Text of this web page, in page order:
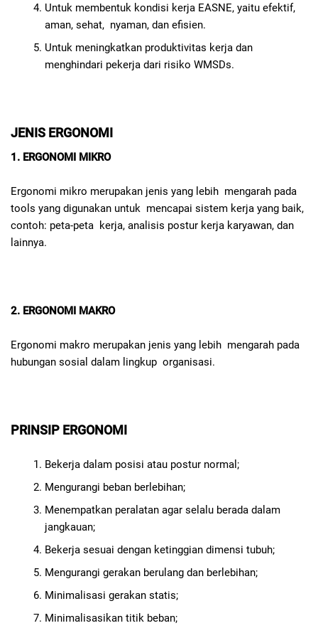
Untuk membentuk kondisi kerja EASNE, yaitu efektif,
aman, sehat, nyaman, dan efisien.
Untuk meningkatkan produktivitas kerja dan
menghindari pekerja dari risiko WMSDs.
JENIS ERGONOMI
1. ERGONOMI MIKRO
Ergonomi mikro merupakan jenis yang lebih mengarah pada
tools yang digunakan untuk mencapai sistem kerja yang baik,
contoh: peta-peta kerja, analisis postur kerja karyawan, dan
lainnya.
2. ERGONOMI MAKRO
Ergonomi makro merupakan jenis yang lebih mengarah pada
hubungan sosial dalam lingkup organisasi.
PRINSIP ERGONOMI
Bekerja dalam posisi atau postur normal;
Mengurangi beban berlebihan;
Menempatkan peralatan agar selalu berada dalam
jangkauan;
Bekerja sesuai dengan ketinggian dimensi tubuh;
Mengurangi gerakan berulang dan berlebihan;
Minimalisasi gerakan statis;
Minimalisasikan titik beban;